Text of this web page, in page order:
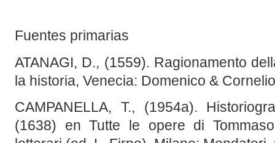
Fuentes primarias
ATANAGI, D., (1559). Ragionamento
la historia, Venecia: Domenico &
CAMPANELLA, T., (1954a).
(1638) en Tutte le opere di